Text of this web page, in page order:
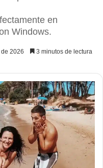
en
Windows.
2026 3 minutos de lectura